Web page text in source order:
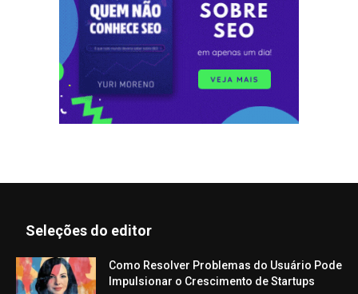
Seleções do editor
Como Resolver Problemas do Usuário Pode
Impulsionar o Crescimento de Startups